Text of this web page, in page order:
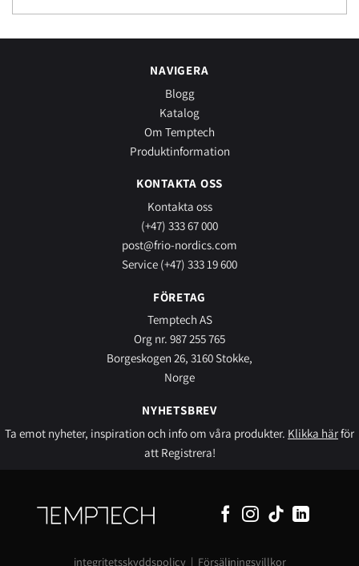
NAVIGERA
Blogg
Katalog
Om Temptech
Produktinformation
KONTAKTA OSS
Kontakta oss
(+47) 333 67 000
post@frio-nordics.com
Service (+47) 333 19 600
FÖRETAG
Temptech AS
Org nr. 987 255 765
Borgeskogen 26, 3160 Stokke,
Norge
NYHETSBREV
Ta emot nyheter, inspiration och info om våra produkter. Klikka härför
att Registrera!
integritetsskyddspolicy| Försäljningsvillkor